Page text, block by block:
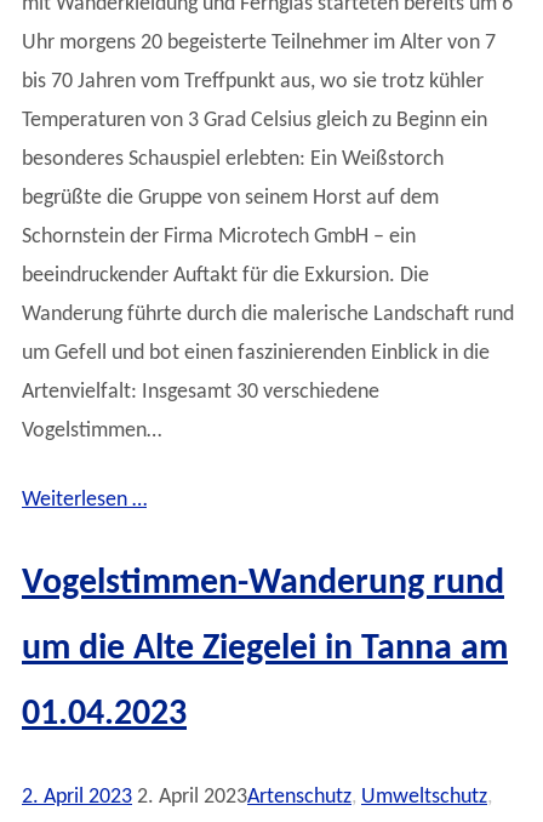
Uhr morgens 20 begeisterte Teilnehmer im Alter von 7
bis 70 Jahren vom Treffpunkt aus, wo sie trotz kühler
Temperaturen von 3 Grad Celsius gleich zu Beginn ein
besonderes Schauspiel erlebten: Ein Weißstorch
begrüßte die Gruppe von seinem Horst auf dem
Schornstein der Firma Microtech GmbH – ein
beeindruckender Auftakt für die Exkursion. Die
Wanderung führte durch die malerische Landschaft rund
um Gefell und bot einen faszinierenden Einblick in die
Artenvielfalt: Insgesamt 30 verschiedene
Vogelstimmen…
Weiterlesen …
Vogelstimmen-Wanderung rund
um die Alte Ziegelei in Tanna am
01.04.2023
2. April 2023 2. April 2023Artenschutz, Umweltschutz,